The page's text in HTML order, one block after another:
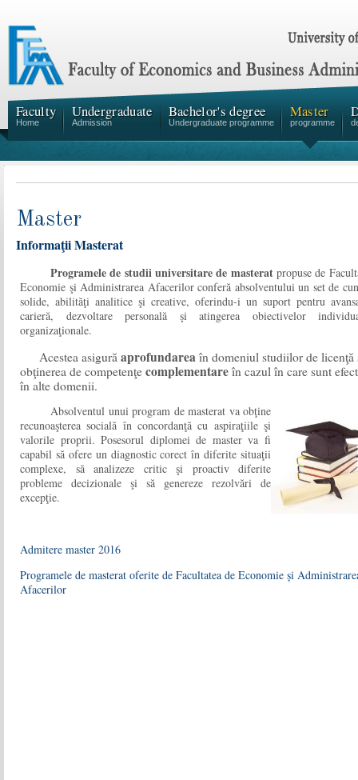
Faculty
Home
Undergraduate
Admission
Bachelor's degree
Undergraduate programme
Master
programme
Master
Informaţii Masterat
Programele de studii universitare de masteratpropuse de
Economie şi Administrarea Afacerilor conferă absolventului un set de
solide, abilităţi analitice şi creative, oferindu-i un suport pentru
carieră, dezvoltare personală şi atingerea obiectivelor
organizaţionale.
Acestea asigură aprofundarea în domeniul studiilor de licenţă
obţinerea de competenţe complementare în cazul în care sunt
în alte domenii.
Absolventul unui program de masterat va obţine
recunoaşterea socială în concordanţă cu aspiraţiile şi
valorile proprii. Posesorul diplomei de master va fi
capabil să ofere un diagnostic corect în diferite situaţii
complexe, să analizeze critic şi proactiv diferite
probleme decizionale şi să genereze rezolvări de
excepţie.
Admitere master 2016
Programele de masterat oferite de Facultatea de Economie și
Afacerilor